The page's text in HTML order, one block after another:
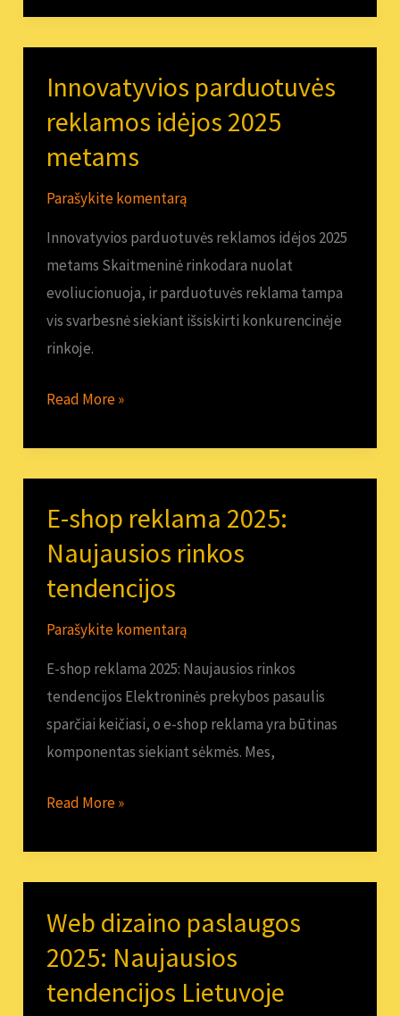
Innovatyvios parduotuvės
reklamos idėjos 2025
metams
Parašykite komentarą
Innovatyvios parduotuvės reklamos idėjos 2025
metams Skaitmeninė rinkodara nuolat
evoliucionuoja, ir parduotuvės reklama tampa
vis svarbesnė siekiant išsiskirti konkurencinėje
rinkoje.
Innovatyvios
parduotuvės
reklamos
idėjos
2025
Read More »
E-shop reklama 2025:
Naujausios rinkos
tendencijos
Parašykite komentarą
E-shop reklama 2025: Naujausios rinkos
tendencijos Elektroninės prekybos pasaulis
sparčiai keičiasi, o e-shop reklama yra būtinas
komponentas siekiant sėkmės. Mes,
E-
shop
reklama
2025:
Naujausios
tendencijos
Read More »
Web dizaino paslaugos
2025: Naujausios
tendencijos Lietuvoje
Web
dizaino
paslaugos
2025: